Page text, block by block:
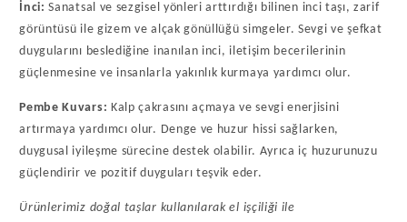
İnci: Sanatsal ve sezgisel yönleri arttırdığı bilinen inci taşı, zarif
görüntüsü ile gizem ve alçak gönüllüğü simgeler. Sevgi ve şefkat
duygularını beslediğine inanılan inci, iletişim becerilerinin
güçlenmesine ve insanlarla yakınlık kurmaya yardımcı olur.
Pembe Kuvars: Kalp çakrasını açmaya ve sevgi enerjisini
artırmaya yardımcı olur. Denge ve huzur hissi sağlarken,
duygusal iyileşme sürecine destek olabilir. Ayrıca iç huzurunuzu
güçlendirir ve pozitif duyguları teşvik eder.
Ürünlerimiz doğal taşlar kullanılarak el işçiliği ile